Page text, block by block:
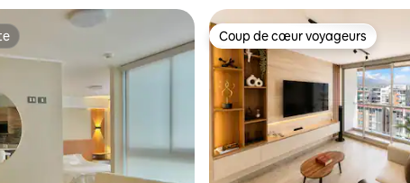
Coup de cœur voyageurs
Coup de cœur voyageurs